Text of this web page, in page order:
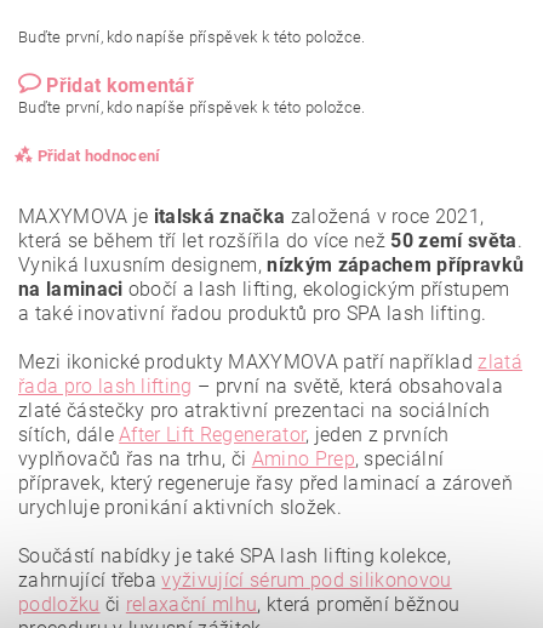
Buďte první, kdo napíše příspěvek k této položce.
Přidat komentář
Buďte první, kdo napíše příspěvek k této položce.
Přidat hodnocení
osobních údajů.
MAXYMOVA je italská značka založená v roce 2021,
která se během tří let rozšířila do více než 50 zemí světa.
Vyniká luxusním designem,nízkým zápachem přípravků
na laminaci obočí a lash lifting, ekologickým přístupem
a také inovativní řadou produktů pro SPA lash lifting.
Mezi ikonické produkty MAXYMOVA patří napříkladzlatá
řada pro lash lifting – první na světě, která obsahovala
zlaté částečky pro atraktivní prezentaci na sociálních
sítích, dáleAfter Lift Regenerator, jeden z prvních
vyplňovačů řas na trhu, či Amino Prep, speciální
přípravek, který regeneruje řasy před laminací a zároveň
urychluje pronikání aktivních složek.
Součástí nabídky je také SPA lash lifting kolekce,
zahrnující třebavyživující sérum pod silikonovou
podložku či relaxační mlhu, která promění běžnou